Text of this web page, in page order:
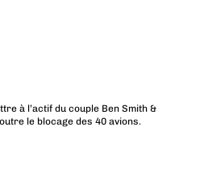
à l’actif du couple Ben Smith &
le blocage des 40 avions.